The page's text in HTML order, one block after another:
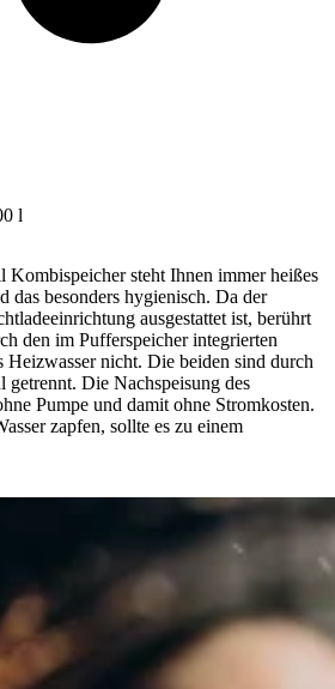
l
steht Ihnen immer heißes
das besonders hygienisch. Da der
ausgestattet ist, berührt
den im Pufferspeicher integrierten
Heizwasser nicht. Die beiden sind durch
getrennt. Die Nachspeisung des
Pumpe und damit ohne Stromkosten.
zapfen, sollte es zu einem